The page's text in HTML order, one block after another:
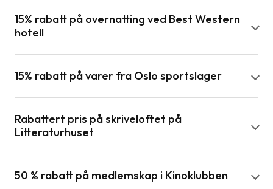
15% rabatt på overnatting ved Best Western
hotell
15% rabatt på varer fra Oslo sportslager
Rabattert pris på skriveloftet på
Litteraturhuset
50 % rabatt på medlemskap i Kinoklubben